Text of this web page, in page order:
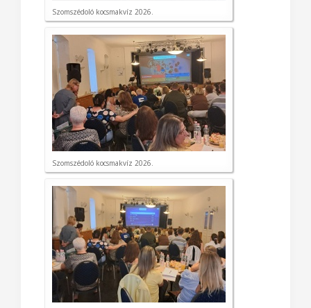
Szomszédoló kocsmakvíz 2026.
Szomszédoló kocsmakvíz 2026.